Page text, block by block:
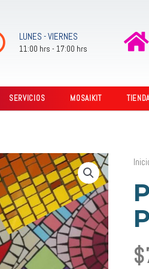
LUNES - VIERNES
11:00 hrs - 17:00 hrs
SERVICIOS MOSAIKIT
$